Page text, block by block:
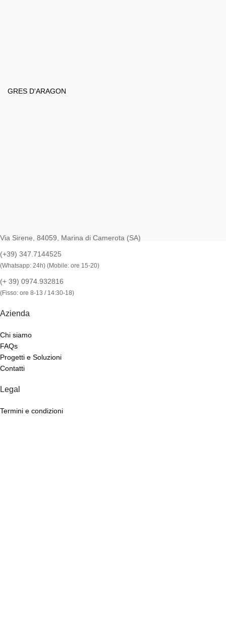
GRES D'ARAGON
Via Sirene, 84059, Marina di Camerota (SA)
(+39) 347.7144525
(Whatsapp: 24h) (Mobile: ore 15-20)
(+ 39) 0974.932816
(Fisso: ore 8-13 / 14:30-18)
Azienda
Chi siamo
FAQs
Progetti e Soluzioni
Contatti
Legal
Termini e condizioni